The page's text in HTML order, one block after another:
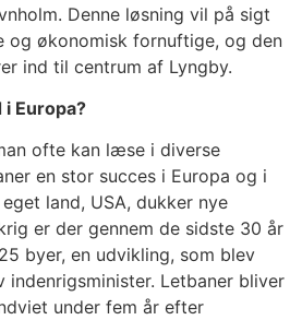
Denne løsning vil på sigt
økonomisk fornuftige, og den
ind til centrum af Lyngby.
Europa?
ofte kan læse i diverse
en stor succes i Europa og i
land, USA, dukker nye
er der gennem de sidste 30 år
byer, en udvikling, som blev
Letbaner bliver
under fem år efter